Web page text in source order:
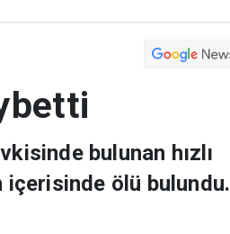
bulunan hızlı
ölü bulundu.